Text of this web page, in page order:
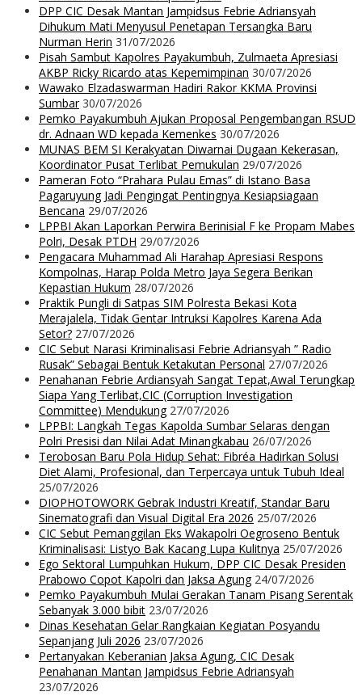
DPP CIC Desak Mantan Jampidsus Febrie Adriansyah
Dihukum Mati Menyusul Penetapan Tersangka Baru
Nurman Herin 31/07/2026
Pisah Sambut Kapolres Payakumbuh, Zulmaeta Apresiasi
AKBP Ricky Ricardo atas Kepemimpinan 30/07/2026
Wawako Elzadaswarman Hadiri Rakor KKMA Provinsi
Sumbar 30/07/2026
Pemko Payakumbuh Ajukan Proposal Pengembangan RSUD
dr. Adnaan WD kepada Kemenkes 30/07/2026
MUNAS BEM SI Kerakyatan Diwarnai Dugaan Kekerasan,
Koordinator Pusat Terlibat Pemukulan 29/07/2026
Pameran Foto “Prahara Pulau Emas” di Istano Basa
Pagaruyung Jadi Pengingat Pentingnya Kesiapsiagaan
Bencana 29/07/2026
LPPBI Akan Laporkan Perwira Berinisial F ke Propam Mabes
Polri, Desak PTDH 29/07/2026
Pengacara Muhammad Ali Harahap Apresiasi Respons
Kompolnas, Harap Polda Metro Jaya Segera Berikan
Kepastian Hukum 28/07/2026
Praktik Pungli di Satpas SIM Polresta Bekasi Kota
Merajalela, Tidak Gentar Intruksi Kapolres Karena Ada
Setor? 27/07/2026
CIC Sebut Narasi Kriminalisasi Febrie Adriansyah ” Radio
Rusak” Sebagai Bentuk Ketakutan Personal 27/07/2026
Penahanan Febrie Ardiansyah Sangat Tepat,Awal Terungkap
Siapa Yang Terlibat,CIC (Corruption Investigation
Committee) Mendukung 27/07/2026
LPPBI: Langkah Tegas Kapolda Sumbar Selaras dengan
Polri Presisi dan Nilai Adat Minangkabau 26/07/2026
Terobosan Baru Pola Hidup Sehat: Fibréa Hadirkan Solusi
Diet Alami, Profesional, dan Terpercaya untuk Tubuh Ideal
25/07/2026
DIOPHOTOWORK Gebrak Industri Kreatif, Standar Baru
Sinematografi dan Visual Digital Era 2026 25/07/2026
CIC Sebut Pemanggilan Eks Wakapolri Oegroseno Bentuk
Kriminalisasi: Listyo Bak Kacang Lupa Kulitnya 25/07/2026
Ego Sektoral Lumpuhkan Hukum, DPP CIC Desak Presiden
Prabowo Copot Kapolri dan Jaksa Agung 24/07/2026
Pemko Payakumbuh Mulai Gerakan Tanam Pisang Serentak
Sebanyak 3.000 bibit 23/07/2026
Dinas Kesehatan Gelar Rangkaian Kegiatan Posyandu
Sepanjang Juli 2026 23/07/2026
Pertanyakan Keberanian Jaksa Agung, CIC Desak
Penahanan Mantan Jampidsus Febrie Adriansyah
23/07/2026